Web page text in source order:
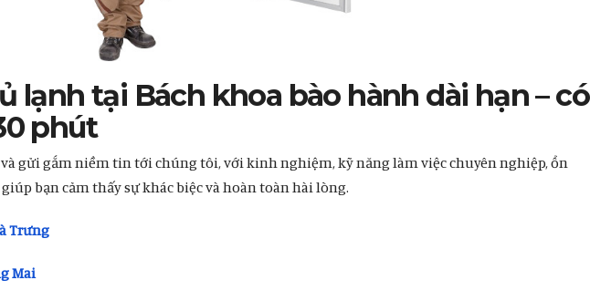
lạnh tại Bách khoa bào hành dài hạn – có
phút
gửi gắm niềm tin tới chúng tôi, với kinh nghiệm, kỹ năng làm việc chuyên nghiệp, ổn
bạn cảm thấy sự khác biệc và hoàn toàn hài lòng.
Trưng
Mai